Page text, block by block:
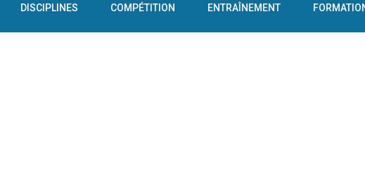
DISCIPLINES COMPÉTITION ENTRAÎNEMENT